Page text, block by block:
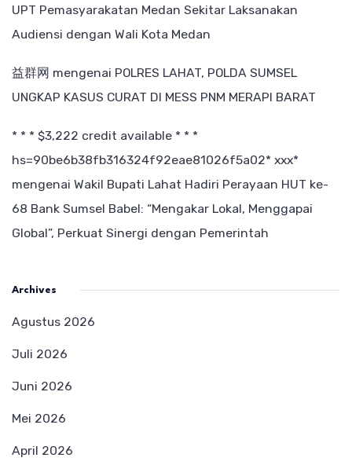
UPT Pemasyarakatan Medan Sekitar Laksanakan
Audiensi dengan Wali Kota Medan
益群网 mengenai POLRES LAHAT, POLDA SUMSEL
UNGKAP KASUS CURAT DI MESS PNM MERAPI BARAT
* * * $3,222 credit available * * *
hs=90be6b38fb316324f92eae81026f5a02* ххх*
mengenai Wakil Bupati Lahat Hadiri Perayaan HUT ke-
68 Bank Sumsel Babel: “Mengakar Lokal, Menggapai
Global”, Perkuat Sinergi dengan Pemerintah
Archives
Agustus 2026
Juli 2026
Juni 2026
Mei 2026
April 2026